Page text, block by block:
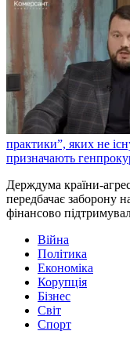
практики”, яких не
призначають
Держдума країни-
передбачає заборону
фінансово
Війна
Політика
Економіка
Корупція
Бізнес
Світ
Спорт